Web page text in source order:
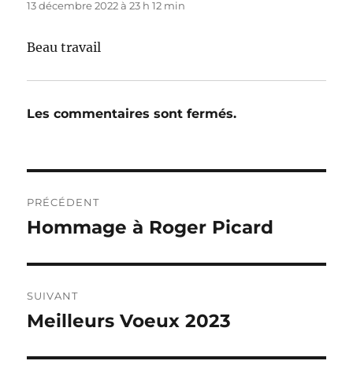
13 décembre 2022 à 23 h 12 min
Beau travail
Les commentaires sont fermés.
de
PRÉCÉDENT
Publication
Hommage à Roger Picard
SUIVANT
Publication
Meilleurs Voeux 2023